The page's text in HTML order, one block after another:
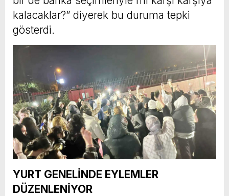
kalacaklar?” diyerek bu duruma tepki
gösterdi.
YURT GENELİNDE EYLEMLER
DÜZENLENİYOR